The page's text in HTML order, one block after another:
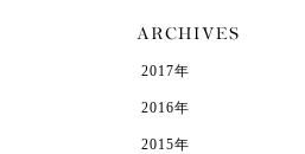
2017年
2016年
2015年